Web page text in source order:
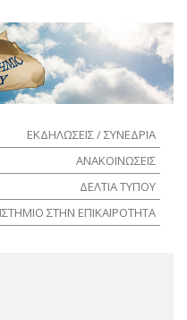
ΕΚΔΗΛΩΣΕΙΣ / ΣΥΝΕΔΡΙΑ
ΑΝΑΚΟΙΝΩΣΕΙΣ
ΔΕΛΤΙΑ ΤΥΠΟΥ
ΣΤΗΝ ΕΠΙΚΑΙΡΟΤΗΤΑ